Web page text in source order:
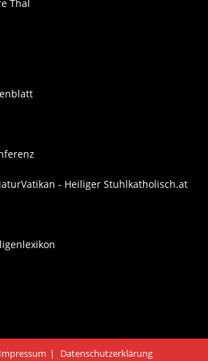
Thal
Vatikan - Heiliger Stuhlkatholisch.at
Impressum Datenschutzerklärung